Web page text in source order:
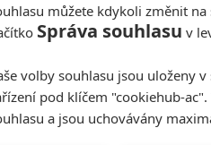
se snímku chopila převážně
Gotham). Kolstad je jedním
Foto je ilustrační,
můžete kdykoli změnit na
Správa souhlasu v
volby souhlasu jsou uloženy
pod klíčem "cookiehub-
a jsou uchovávány